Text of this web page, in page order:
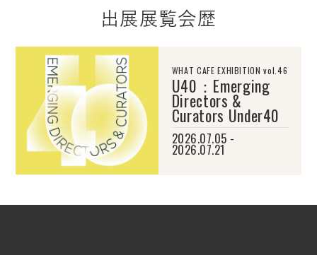
出展展覧会歴
WHAT CAFE EXHIBITION vol.46
U40：Emerging
Directors &
Curators Under40
2026.07.05 -
2026.07.21